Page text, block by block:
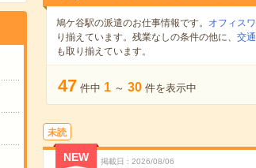
鳩ケ谷駅の派遣のお仕事情報です。 オフィス
り揃えています。残業なしの条件の他に、 交
も取り揃えています。
47 件中 1 ～ 30 件を表示中
未読
NEW 掲載日 2026/08/06